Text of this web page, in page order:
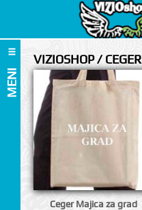
MENI
VIZIOSHOP / CEGER
Ceger Majica za grad